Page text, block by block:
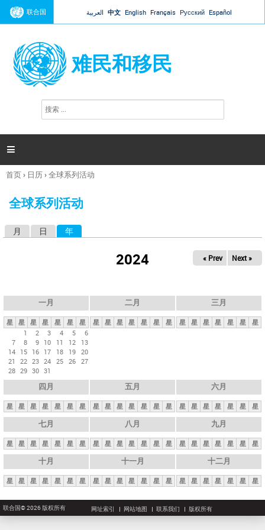
Jump to navigation
联合国 العربية 中文 English Français Русский Español
难民和移民
搜
索

你
这
首页› 日历›全球系列活动
全球系列活动
月 日 年
2024 « Prev Next »
一月
星 星 星 星 星 星
星
1
2 3 4 5
6
7
8 9 10 11 12
13
14 15 16 17 18 19 20
21
22 23 24 25 26 27
28 29 30 31
二月
星 星 星 星 星 星 星
三月
星 星 星 星 星 星 星
四月
星 星 星 星 星 星 星
五月
星 星 星 星 星 星 星
六月
星 星 星 星 星 星 星
七月
星 星 星 星 星 星 星
八月
星 星 星 星 星 星 星
九月
星 星 星 星 星 星 星
十月
星 星 星 星 星 星 星
十一月
星 星 星 星 星 星 星
十二月
星 星 星 星 星 星 星
联合国© 2026 版权所有 网址索引 网站地图 联系我们 版权所有